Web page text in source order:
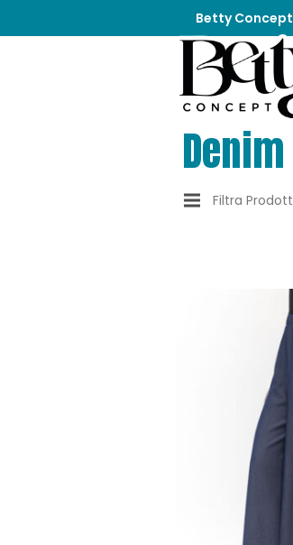
Betty Concept
Filtra